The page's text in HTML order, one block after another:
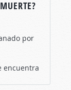
por
encuentra